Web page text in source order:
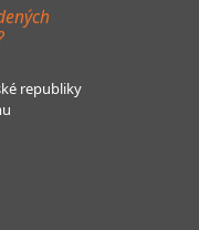
republiky